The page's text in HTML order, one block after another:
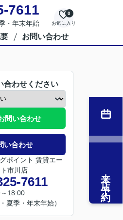
7611
・年末年始 お気に入り
0
お問い合わせ
合わせください
問い合わせ
い合わせ
ポイント 賃貸エー
市川店
7611
18:00
夏季・年末年始）
来店予約